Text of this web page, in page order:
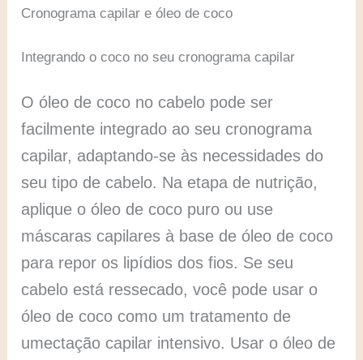
Cronograma capilar e óleo de coco
Integrando o coco no seu cronograma capilar
O óleo de coco no cabelo pode ser
facilmente integrado ao seu cronograma
capilar, adaptando-se às necessidades do
seu tipo de cabelo. Na etapa de nutrição,
aplique o óleo de coco puro ou use
máscaras capilares à base de óleo de coco
para repor os lipídios dos fios. Se seu
cabelo está ressecado, você pode usar o
óleo de coco como um tratamento de
umectação capilar intensivo. Usar o óleo de